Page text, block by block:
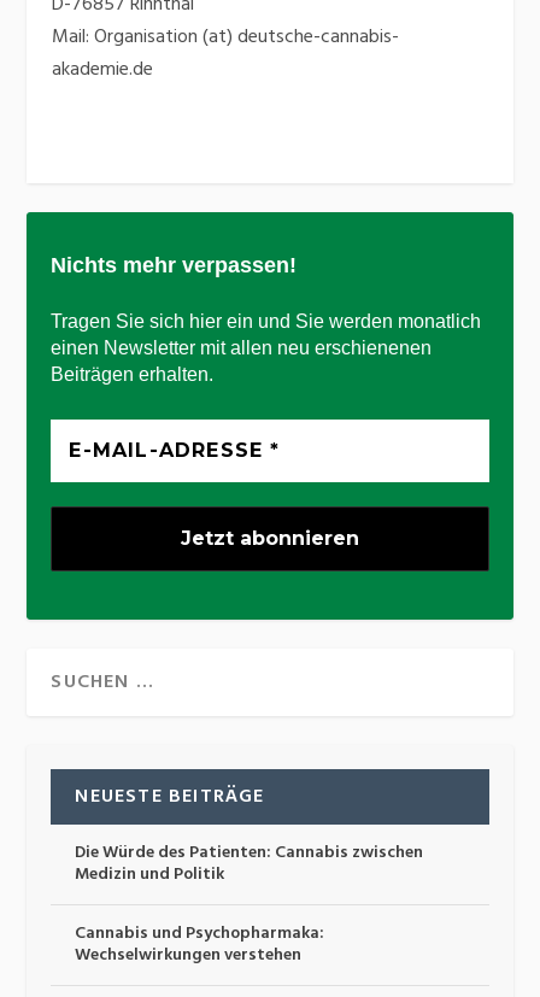
Mail: Organisation (at) deutsche-cannabis-
akademie.de
Nichts mehr verpassen!
Tragen Sie sich hier ein und Sie werden monatlich
einen Newsletter mit allen neu erschienenen
Beiträgen erhalten.
NEUESTE BEITRÄGE
Die Würde des Patienten: Cannabis zwischen
Medizin und Politik
Cannabis und Psychopharmaka:
Wechselwirkungen verstehen